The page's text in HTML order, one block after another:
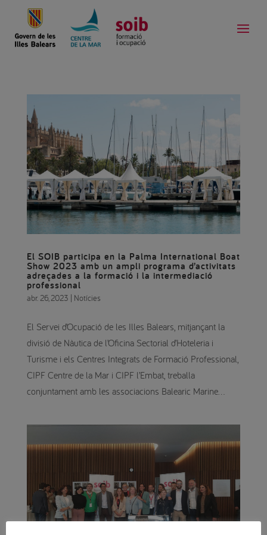
El SOIB participa en la Palma International Boat
Show 2023 amb un ampli programa d’activitats
adreçades a la formació i la intermediació
professional
abr. 26, 2023 Notícies
El Servei d’Ocupació de les Illes Balears, mitjançant la
divisió de Nàutica de l’Oficina Sectorial d’Hoteleria i
Turisme i els Centres Integrats de Formació Professional,
CIPF Centre de la Mar i CIPF l’Embat, treballa
conjuntament amb les associacions Balearic Marine...